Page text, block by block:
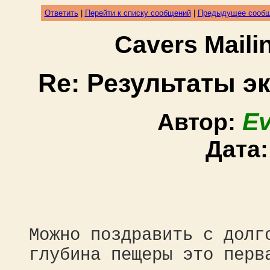
Ответить| Перейти к списку сообщений| Предыдущее
Cavers
Re: Результаты
Автор:
Можно поздравить с
глубина пещеры это